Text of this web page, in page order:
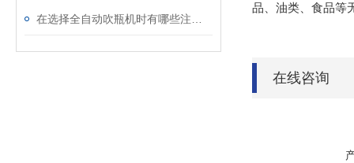
品、油类、食品等
在线咨询